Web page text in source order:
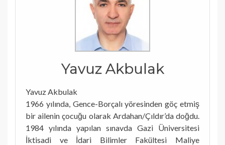
Yavuz Akbulak
Yavuz Akbulak
1966 yılında, Gence-Borçalı yöresinden göç etmiş
bir ailenin çocuğu olarak Ardahan/Çıldır’da doğdu.
1984 yılında yapılan sınavda Gazi Üniversitesi
İktisadi ve İdari Bilimler Fakültesi Maliye